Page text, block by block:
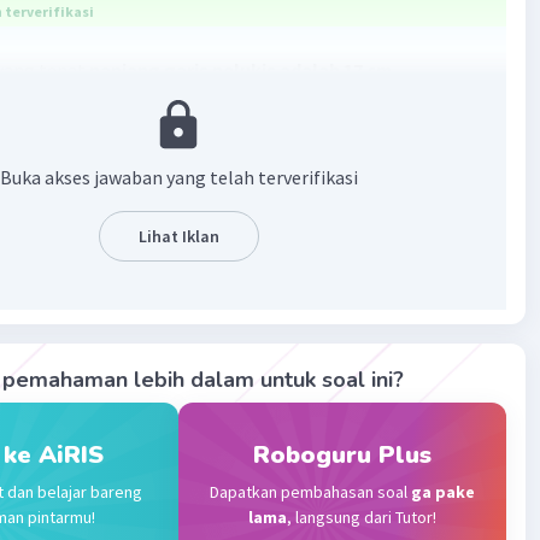
terverifikasi
2
(8 + s)
+ s)
Buka akses jawaban yang telah terverifikasi
Lihat Iklan
lebih dalam untuk soal ini?
AiRIS
dan belajar bareng
pintarmu!
Roboguru Plus
Dapatkan pembahasan soal ga pake
lama, langsung dari Tutor!